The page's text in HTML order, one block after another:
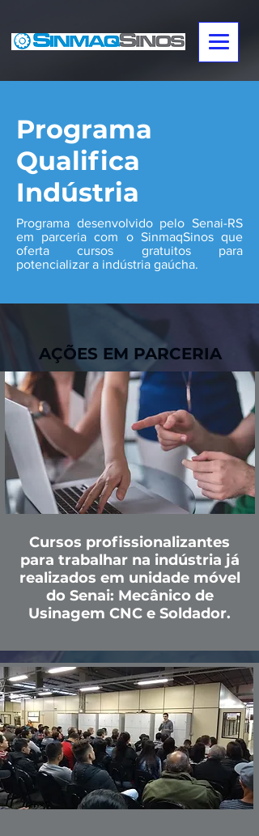
Programa
Qualifica
Indústria
Programa desenvolvido pelo Senai-RS
em parceria com o SinmaqSinos que
oferta cursos gratuitos para
potencializar a indústria gaúcha.
AÇÕES EM PARCERIA
Cursos profissionalizantes
para trabalhar na indústria já
realizados em unidade móvel
do Senai: Mecânico de
Usinagem CNC e Soldador.